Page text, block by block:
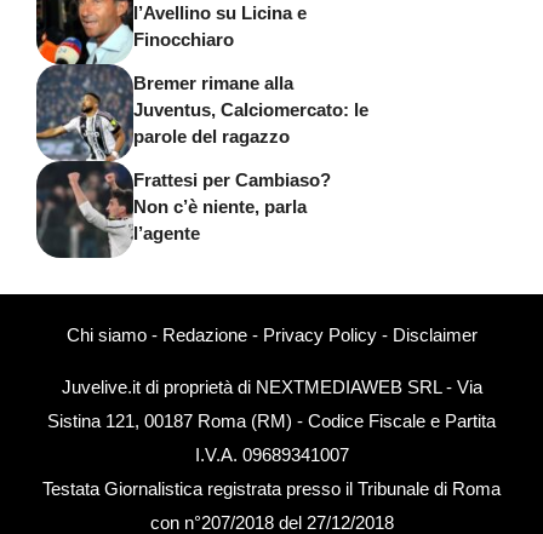
l’Avellino su Licina e
Finocchiaro
Bremer rimane alla
Juventus, Calciomercato: le
parole del ragazzo
Frattesi per Cambiaso?
Non c’è niente, parla
l’agente
Chi siamo- Redazione- Privacy Policy- Disclaimer
Juvelive.it di proprietà di NEXTMEDIAWEB SRL - Via
Sistina 121, 00187 Roma (RM) - Codice Fiscale e Partita
I.V.A. 09689341007
Testata Giornalistica registrata presso il Tribunale di Roma
con n°207/2018 del 27/12/2018